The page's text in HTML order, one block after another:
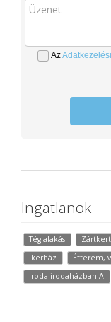
Az
Ingatlanok
Téglalakás Zártkert
Ikerház
Étterem,
Iroda irodaházban A